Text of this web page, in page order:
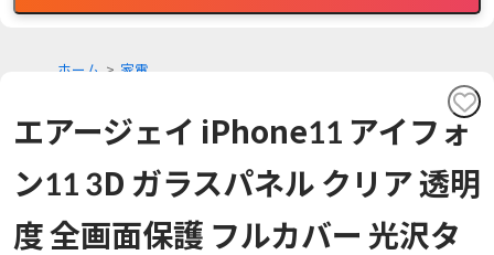
ホーム 家電
エアージェイ iPhone11 アイフォ
ン11 3D ガラスパネル クリア 透明
度 全画面保護 フルカバー 光沢タ